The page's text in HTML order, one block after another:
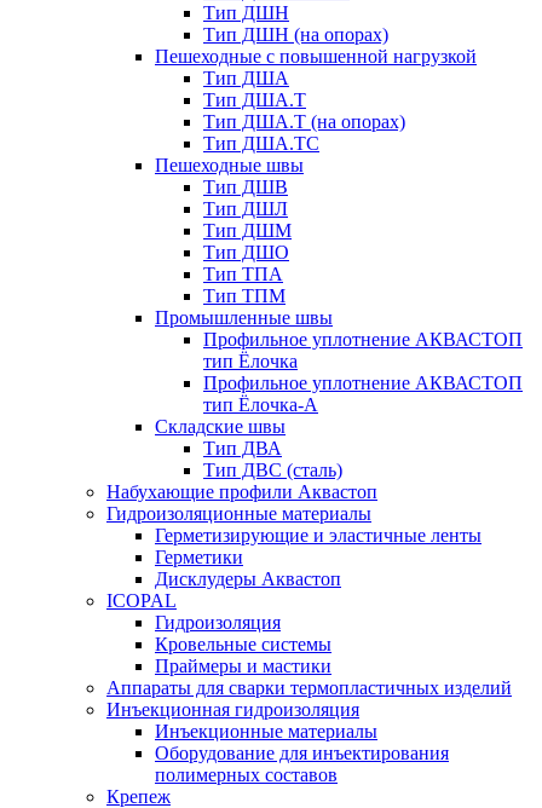
Тип ДШН
Тип ДШН (на опорах)
Пешеходные с повышенной нагрузкой
Тип ДША
Тип ДША.Т
Тип ДША.Т (на опорах)
Тип ДША.ТС
Пешеходные швы
Тип ДШВ
Тип ДШЛ
Тип ДШМ
Тип ДШО
Тип ТПА
Тип ТПМ
Промышленные швы
Профильное уплотнение АКВАСТОП
тип Ёлочка
Профильное уплотнение АКВАСТОП
тип Ёлочка-А
Складские швы
Тип ДВА
Тип ДВС (сталь)
Набухающие профили Аквастоп
Гидроизоляционные материалы
Герметизирующие и эластичные ленты
Герметики
Дисклудеры Аквастоп
ICOPAL
Гидроизоляция
Кровельные системы
Праймеры и мастики
Аппараты для сварки термопластичных изделий
Инъекционная гидроизоляция
Инъекционные материалы
Оборудование для инъектирования
полимерных составов
Крепеж